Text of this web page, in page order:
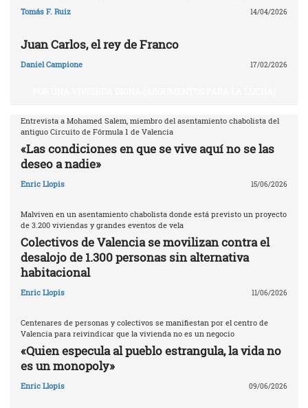
Tomás F. Ruiz 14/04/2026
Juan Carlos, el rey de Franco
Daniel Campione 17/02/2026
Entrevista a Mohamed Salem, miembro del asentamiento chabolista del
antiguo Circuito de Fórmula 1 de Valencia
«Las condiciones en que se vive aquí no se las
deseo a nadie»
Enric Llopis 15/06/2026
Malviven en un asentamiento chabolista donde está previsto un proyecto
de 3.200 viviendas y grandes eventos de vela
Colectivos de Valencia se movilizan contra el
desalojo de 1.300 personas sin alternativa
habitacional
Enric Llopis 11/06/2026
Centenares de personas y colectivos se manifiestan por el centro de
Valencia para reivindicar que la vivienda no es un negocio
«Quien especula al pueblo estrangula, la vida no
es un monopoly»
Enric Llopis 09/06/2026